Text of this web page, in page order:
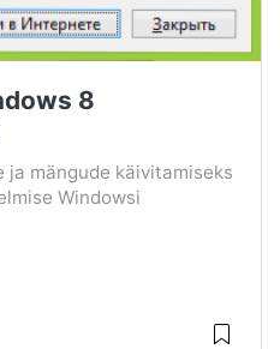
8
ja mängude käivitamiseks
Windowsi